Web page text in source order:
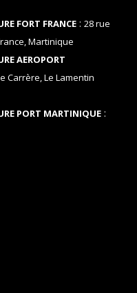
FORT FRANCE: 28 rue
Martinique
AEROPORT
Carrère, Le Lamentin
PORT MARTINIQUE: